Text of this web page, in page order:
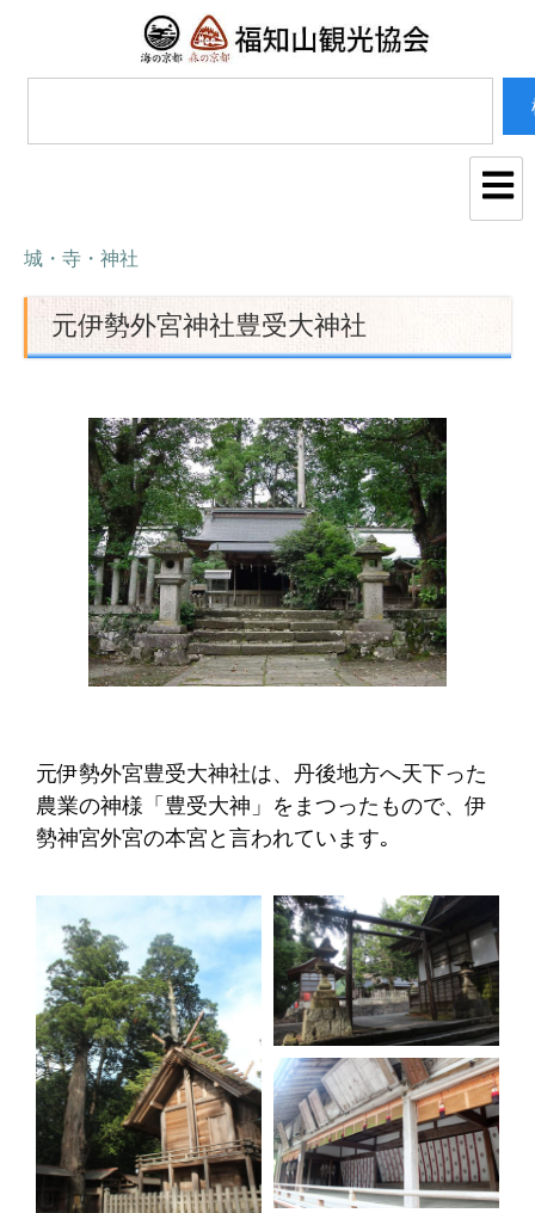
城・寺・神社
元伊勢外宮神社豊受大神社
元伊勢外宮豊受大神社は、丹後地方へ天下った
農業の神様「豊受大神」をまつったもので、伊
勢神宮外宮の本宮と言われています｡